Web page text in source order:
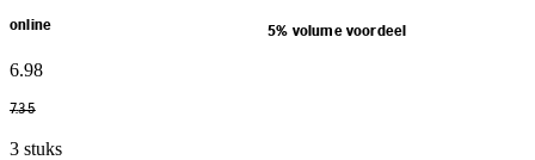
online 5% volume voordeel
6.98
7.35
3 stuks